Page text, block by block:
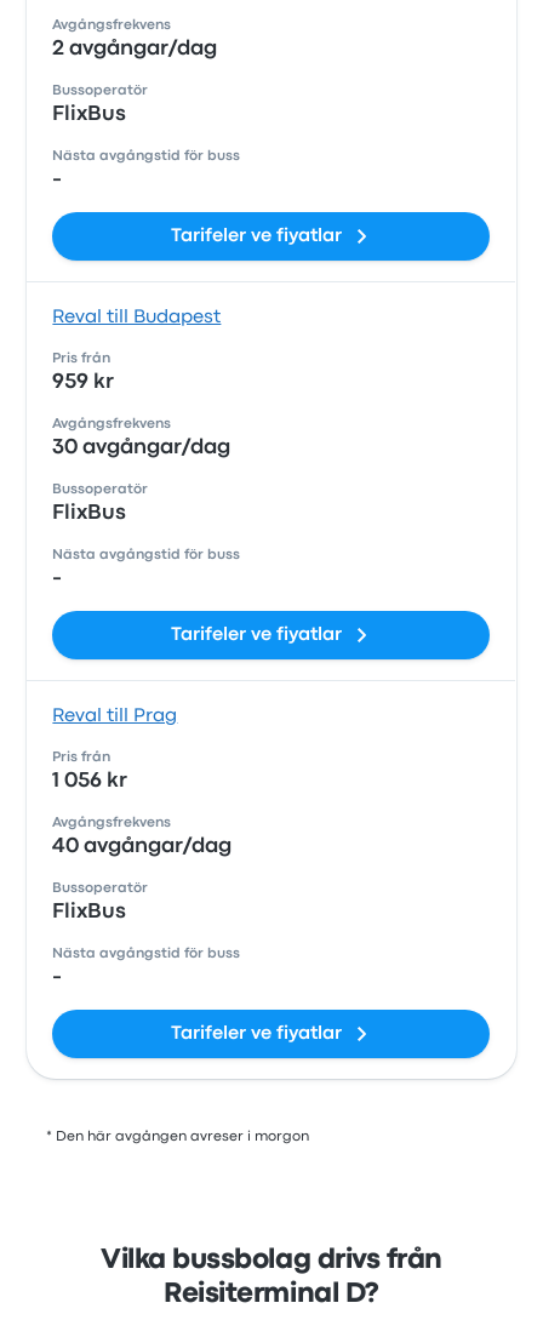
Avgångsfrekvens
2 avgångar/dag
Bussoperatör
FlixBus
Nästa avgångstid för buss
-
Tarifeler ve fiyatlar
Reval till Budapest
Pris från
959 kr
Avgångsfrekvens
30 avgångar/dag
Bussoperatör
FlixBus
Nästa avgångstid för buss
-
Tarifeler ve fiyatlar
Reval till Prag
Pris från
1 056 kr
Avgångsfrekvens
40 avgångar/dag
Bussoperatör
FlixBus
Nästa avgångstid för buss
-
Tarifeler ve fiyatlar
* Den här avgången avreser i morgon
Vilka bussbolag drivs från
Reisiterminal D?